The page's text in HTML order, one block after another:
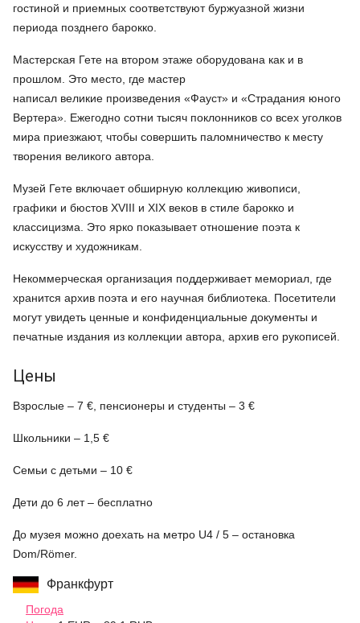
гостиной и приемных соответствуют буржуазной жизни
периода позднего барокко.
Мастерская Гете на втором этаже оборудована как и в
прошлом. Это место, где мастер
написал великие произведения «Фауст» и «Страдания юного
Вертера». Ежегодно сотни тысяч поклонников со всех уголков
мира приезжают, чтобы совершить паломничество к месту
творения великого автора.
Музей Гете включает обширную коллекцию живописи,
графики и бюстов XVIII и XIX веков в стиле барокко и
классицизма. Это ярко показывает отношение поэта к
искусству и художникам.
Некоммерческая организация поддерживает мемориал, где
хранится архив поэта и его научная библиотека. Посетители
могут увидеть ценные и конфиденциальные документы и
печатные издания из коллекции автора, архив его рукописей.
Цены
Взрослые – 7 €, пенсионеры и студенты – 3 €
Школьники – 1,5 €
Семьи с детьми – 10 €
Дети до 6 лет – бесплатно
До музея можно доехать на метро U4 / 5 – остановка
Dom/Römer.
Франкфурт
Погода